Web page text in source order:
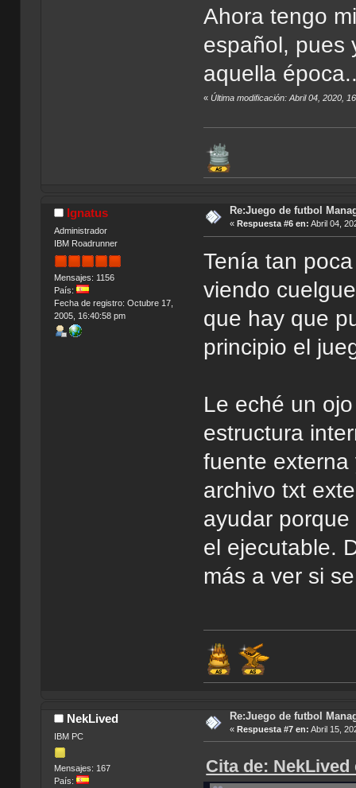
Ahora tengo
español, pues
aquella
«Última modificación: Abril 04, 2020,
Ignatus
Administrador
IBM Roadrunner
Mensajes: 1156
País:
Fecha de registro: Octubre 17,
2005, 16:40:58 pm
Re:Juego de futbol
« Respuesta #6 en: Abril 04,
Tenía tan
viendo
que hay que
principio el
Le eché un
estructura
fuente
archivo txt
ayudar
el ejecutable.
más a ver si
NekLived
IBM PC
Mensajes: 167
País:
Re:Juego de futbol
« Respuesta #7 en: Abril 15,
Cita de: NekLived